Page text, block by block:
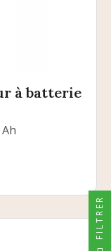
à batterie
FILTRER